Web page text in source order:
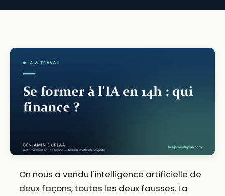
On nous a vendu l'intelligence artificielle de
deux façons, toutes les deux fausses. La